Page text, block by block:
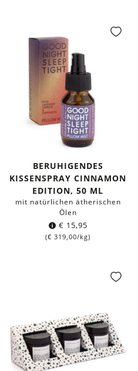
BERUHIGENDES
KISSENSPRAY CINNAMON
EDITION, 50 ML
mit natürlichen ätherischen
Ölen
€ 15,95
(€ 319,00/kg)